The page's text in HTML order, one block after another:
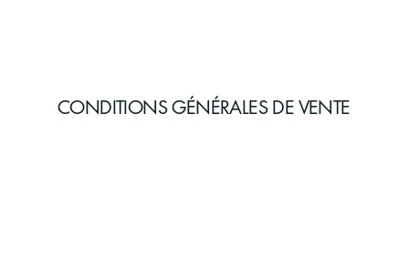
CONDITIONS GÉNÉRALES DE VENTE